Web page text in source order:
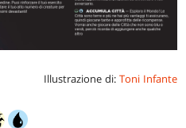
Illustrazione di: Toni Infante